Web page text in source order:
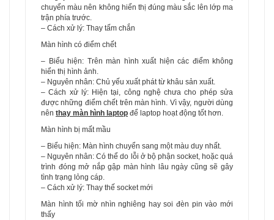
chuyển màu nên không hiển thị đúng màu sắc lên lớp ma
trận phía trước.
– Cách xử lý: Thay tấm chắn
Màn hình có điểm chết
– Biểu hiện: Trên màn hình xuất hiện các điểm không
hiển thị hình ảnh.
– Nguyên nhân: Chủ yếu xuất phát từ khâu sản xuất.
– Cách xử lý: Hiện tại, công nghệ chưa cho phép sửa
được những điểm chết trên màn hình. Vì vậy, người dùng
nên thay màn hình laptop để laptop hoạt động tốt hơn.
Màn hình bị mất mầu
– Biểu hiện: Màn hình chuyển sang một màu duy nhất.
– Nguyên nhân: Có thể do lỗi ở bộ phận socket, hoặc quá
trình đóng mở nắp gập màn hình lâu ngày cũng sẽ gây
tình trạng lỏng cáp.
– Cách xử lý: Thay thế socket mới
Màn hình tối mờ nhìn nghiêng hay soi đèn pin vào mới
thấy